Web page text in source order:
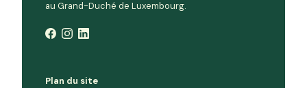
au Grand-Duché de Luxembourg.
Plan du site